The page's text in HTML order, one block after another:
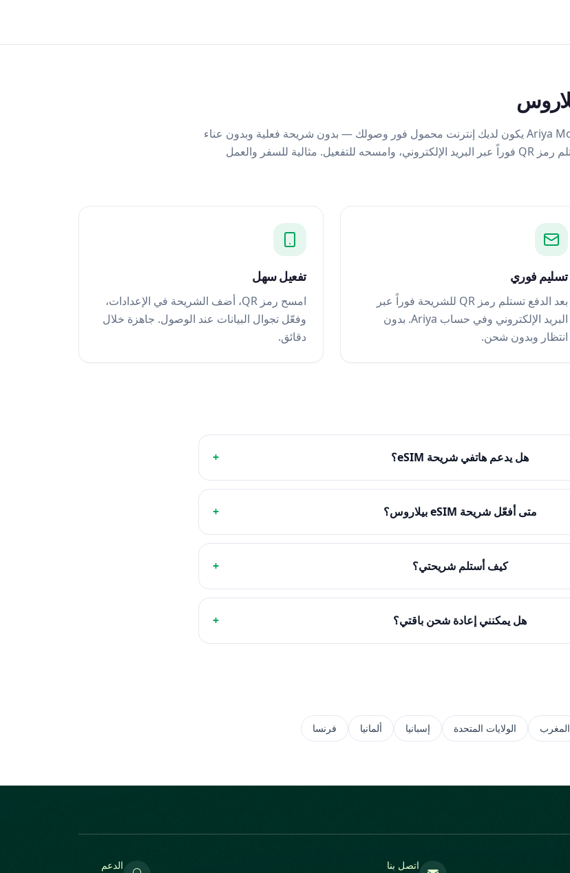
مع شريحة eSIM بيلاروس من Ariya Mobile يكون لديك إنترنت محمول فور وصولك — بدون شريحة فعلية وبدون عناء
في المطار. اشترِ عبر الإنترنت، واستلم رمز QR فوراً عبر البريد الإلكتروني، وامسحه للتفعيل. مثالية للسفر والعمل
تسليم فوري
بعد الدفع تستلم رمز QR للشريحة فوراً عبر
البريد الإلكتروني وفي حساب Ariya. بدون
انتظار وبدون شحن.
تفعيل سهل
امسح رمز QR، أضف الشريحة في الإعدادات،
وفعّل تجوال البيانات عند الوصول. جاهزة خلال
دقائق.
هل يدعم هاتفي شريحة eSIM؟ +
متى أفعّل شريحة eSIM بيلاروس؟ +
كيف أستلم شريحتي؟ +
هل يمكنني إعادة شحن باقتي؟ +
المغرب الولايات المتحدة إسبانيا ألمانيا فرنسا
اتصل بنا الدعم